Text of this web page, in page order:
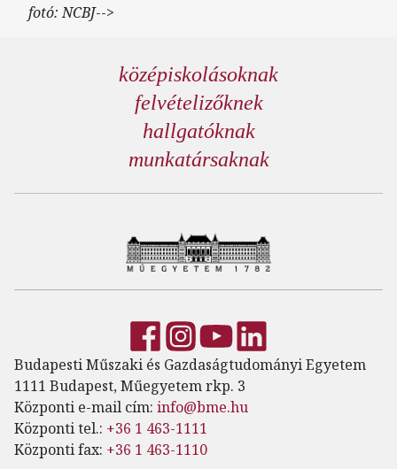
fotó: NCBJ-->
középiskolásoknak
felvételizőknek
hallgatóknak
munkatársaknak
Budapesti Műszaki és Gazdaságtudományi Egyetem
1111 Budapest, Műegyetem rkp. 3
Központi e-mail cím: info@bme.hu
Központi tel.: +36 1 463-1111
Központi fax: +36 1 463-1110